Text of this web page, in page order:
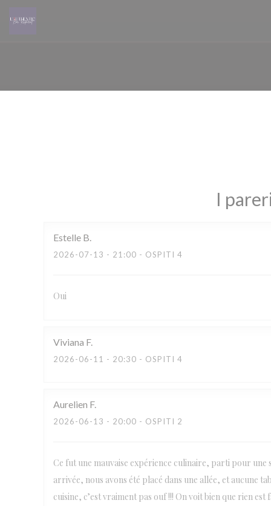
I
Estelle B
2026-07-13 - 21:00 - OSPITI 4
Oui
Viviana F
2026-06-11 - 20:30 - OSPITI 4
Aurelien F
2026-06-13 - 20:00 - OSPITI 2
Ce fut une mauvaise expérience culinaire, parti pour une
arrivée, nous avons été placé dans une allée, et aucune
cuisine, c’est vraiment pas ouf !!! On voit bien que rien